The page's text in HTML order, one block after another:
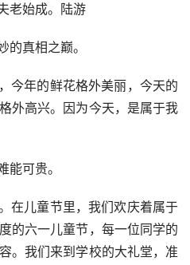
老始成。陆游
的真相之巅。
今年的鲜花格外美丽，今天的
外高兴。因为今天，是属于我
能可贵。
在儿童节里，我们欢庆着属于
的六一儿童节，每一位同学的
。我们来到学校的大礼堂，准